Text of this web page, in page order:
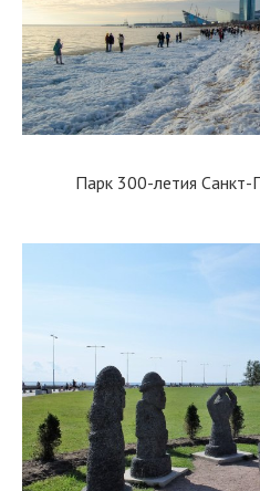
Парк 300-летия Санкт-